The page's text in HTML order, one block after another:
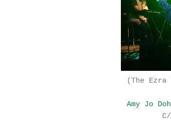
(The Ezra
Amy Jo